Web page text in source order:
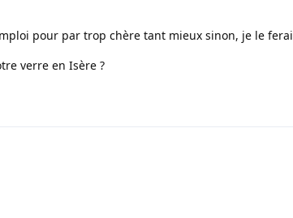
pour par trop chère tant mieux sinon, je le
verre en Isère ?